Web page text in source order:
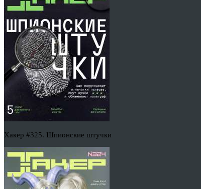
Хакер #325. Шпионские штучки